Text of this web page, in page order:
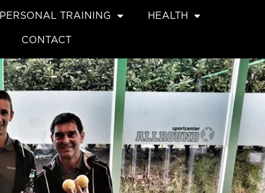
PERSONAL TRAINING HEALTH
CONTACT